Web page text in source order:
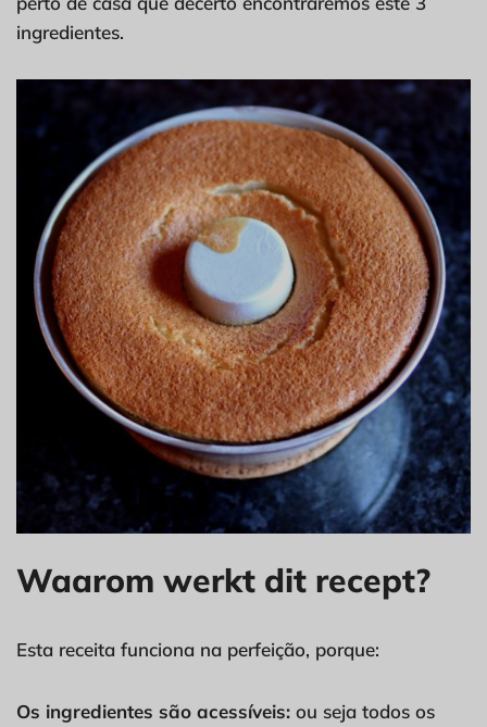
ingredientes.
Waarom werkt dit recept?
Esta receita funciona na perfeição, porque:
Os ingredientes são acessíveis: ou seja todos os